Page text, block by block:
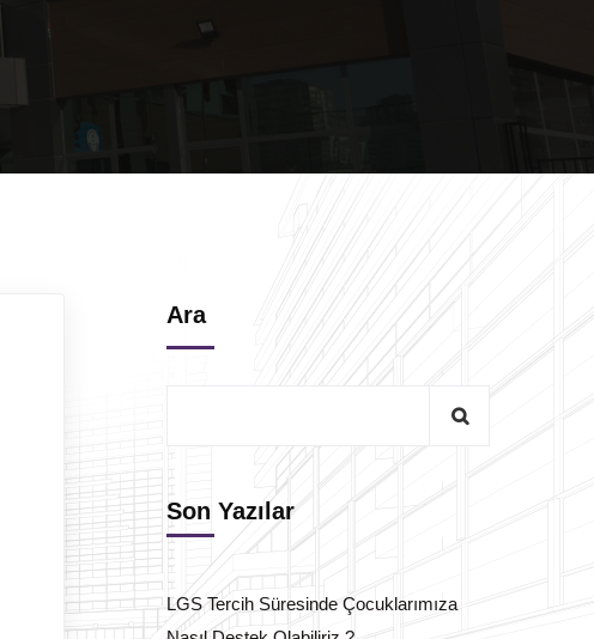
Ara
Son Yazılar
LGS Tercih Süresinde Çocuklarımıza